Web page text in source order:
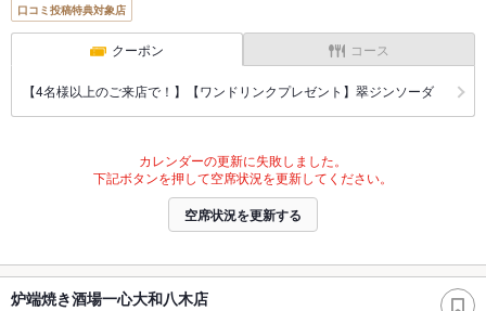
口コミ投稿特典対象店
クーポン コース
【4名様以上のご来店で！】【ワンドリンクプレゼント】翠ジンソーダ
カレンダーの更新に失敗しました。
下記ボタンを押して空席状況を更新してください。
空席状況を更新する
炉端焼き酒場一心大和八木店